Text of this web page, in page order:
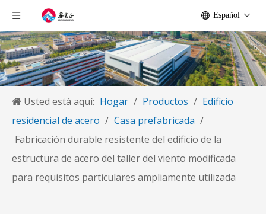
Español
Usted está aquí: Hogar / Productos / Edificio
residencial de acero / Casa prefabricada /
Fabricación durable resistente del edificio de la
estructura de acero del taller del viento modificada
para requisitos particulares ampliamente utilizada